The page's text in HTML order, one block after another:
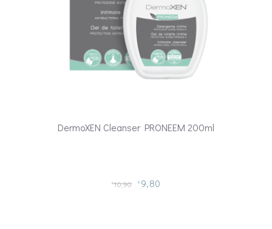
DermoXEN Cleanser PRONEEM 200ml
€10,90 € 9,80